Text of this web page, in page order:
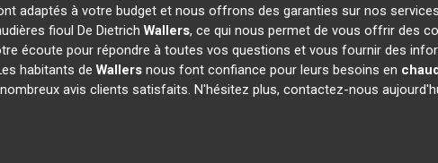
adaptés à votre budget et nous offrons des garanties sur nos
fioul De Dietrich Wallers, ce qui nous permet de vous offrir des
écoute pour répondre à toutes vos questions et vous fournir des
habitants de Wallersnous font confiance pour leurs besoins en
avis clients satisfaits. N'hésitez plus, contactez-nous